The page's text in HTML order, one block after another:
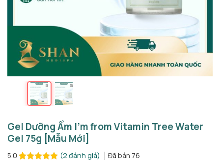
Gel Dưỡng Ẩm I’m from Vitamin Tree Water
Gel 75g [Mẫu Mới]
5.0 (2 đánh giá) Đã bán 76